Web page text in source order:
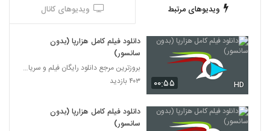
ویدیوهای مرتبط ویدیوهای کانال
۰۰:۵۵ HD
دانلود فیلم کامل هزارپا (بدون
سانسور)
بروزترین مرجع دانلود رایگان فیلم و سریال ایرانی
۴۰۳ بازدید
دانلود فیلم کامل هزارپا (بدون
سانسور)